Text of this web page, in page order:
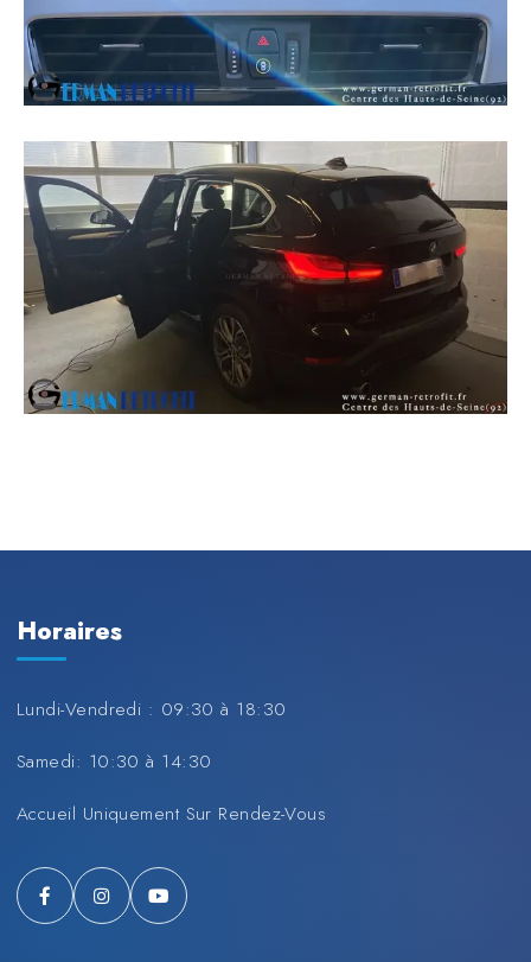
Horaires
Lundi-Vendredi : 09:30 à 18:30
Samedi: 10:30 à 14:30
Accueil Uniquement Sur Rendez-Vous